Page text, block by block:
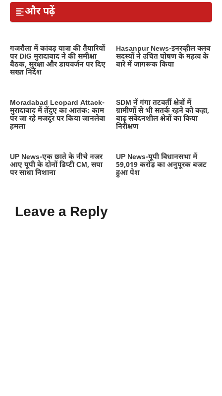
और पढ़ें
गजरौला में कांवड़ यात्रा की तैयारियों
पर DIG मुरादाबाद ने की समीक्षा
बैठक, सुरक्षा और डायवर्जन पर दिए
सख्त निर्देश
Hasanpur News-इनरव्हील क्लब
सदस्यों ने उचित पोषण के महत्व के
बारे में जागरूक किया
Moradabad Leopard Attack-
मुरादाबाद में तेंदुए का आतंक: काम
पर जा रहे मजदूर पर किया जानलेवा
हमला
SDM नें गंगा तटवर्ती क्षेत्रों में
ग्रामीणों से भी सतर्क रहने को कहा,
बाढ़ संवेदनशील क्षेत्रों का किया
निरीक्षण
UP News-एक छाते के नीचे नजर
आए यूपी के दोनों डिप्टी CM, सपा
पर साधा निशाना
UP News-यूपी विधानसभा में
59,019 करोड़ का अनुपूरक बजट
हुआ पेश
Leave a Reply